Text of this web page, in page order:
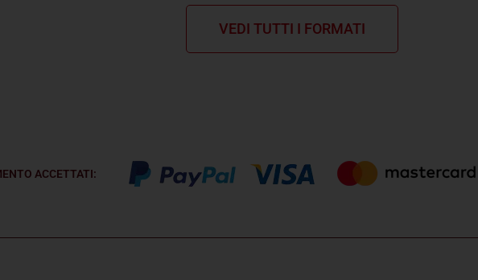
VEDI TUTTI I FORMATI
ACCETTATI: